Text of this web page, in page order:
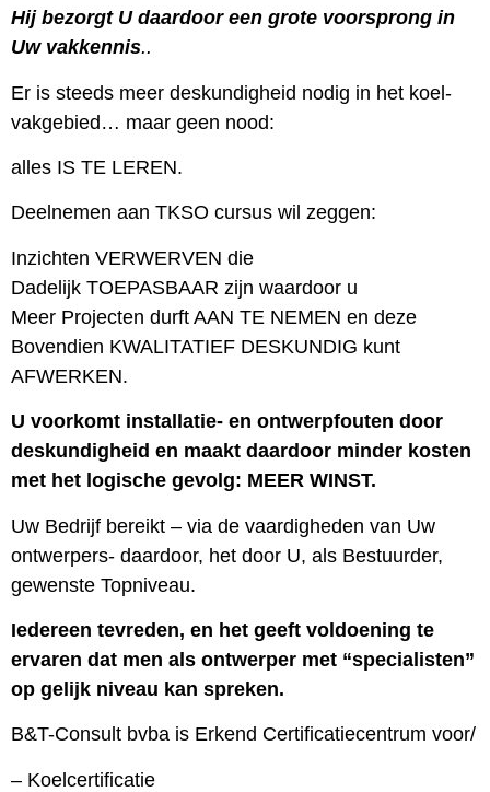
Hij bezorgt U daardoor een grote voorsprong in
Uw vakkennis..
Er is steeds meer deskundigheid nodig in het koel-
vakgebied… maar geen nood:
alles IS TE LEREN.
Deelnemen aan TKSO cursus wil zeggen:
Inzichten VERWERVEN die
Dadelijk TOEPASBAAR zijn waardoor u
Meer Projecten durft AAN TE NEMEN en deze
Bovendien KWALITATIEF DESKUNDIG kunt
AFWERKEN.
U voorkomt installatie- en ontwerpfouten door
deskundigheid en maakt daardoor minder kosten
met het logische gevolg: MEER WINST.
Uw Bedrijf bereikt – via de vaardigheden van Uw
ontwerpers- daardoor, het door U, als Bestuurder,
gewenste Topniveau.
Iedereen tevreden, en het geeft voldoening te
ervaren dat men als ontwerper met “specialisten”
op gelijk niveau kan spreken.
B&T-Consult bvba is Erkend Certificatiecentrum voor/
– Koelcertificatie